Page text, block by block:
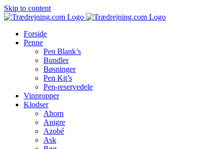
Skip to content
Forside
Penne
Pen Blank’s
Bundler
Bøsninger
Pen Kit’s
Pen-reservedele
Vinpropper
Klodser
Ahorn
Anigre
Azobé
Ask